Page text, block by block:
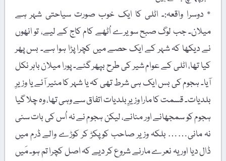
٭ دوسرا واقعہ:۔ اٹلی کا ایک خوب صورت سیاحتی شہر ہے
میلان۔ جب لوگ صبح سویرے اُٹھے کام کاج کے لیے، تو انھوں
نے دیکھا کہ شہر کے ایک حصے میں کچرا پڑا ہوا ہے۔ بس پھر
کیا تھا، اٹلی کے عوام شیر کی طرح بپھر گئے۔ پورا میلان باہر نکل
آیا۔ ہجوم کی بس ایک ہی شرط تھی کہ یا شہر کا مئیر آئے یا وزیرِ
بلدیات۔ قسمت کا مارا وزیرِ بلدیات اتفاق سے وہی تھا، وہ چلا گیا
ہجوم کو سمجھانے اور منانے، لیکن ہجوم نے نہ اُس کی بات سنی
نہ مانی…… بلکہ وزیر صاحب کو پکڑ کر کوڑے والے ڈرم میں
ڈال دیا اور یہ نعرے مارنے شروع کر دیے کہ اصل کچرا تم ہو۔ مَیں